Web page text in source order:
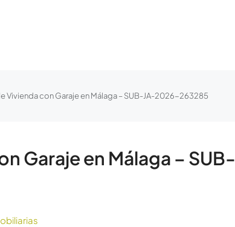
Vivienda con Garaje en Málaga – SUB-JA-2026-263285
Garaje en Málaga – SUB-